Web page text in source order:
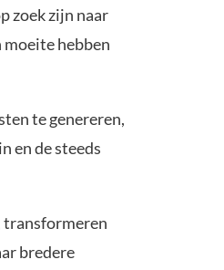
zoek zijn naar
hebben
te genereren,
en de steeds
transformeren
bredere